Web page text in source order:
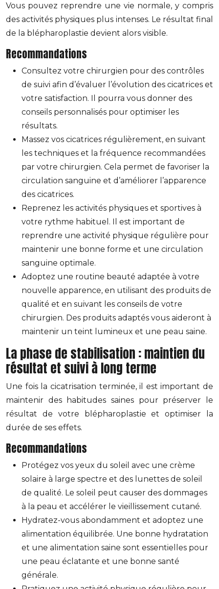
Vous pouvez reprendre une vie normale, y compris
des activités physiques plus intenses. Le résultat final
de la blépharoplastie devient alors visible.
Recommandations
Consultez votre chirurgien pour des contrôles
de suivi afin d’évaluer l’évolution des cicatrices et
votre satisfaction. Il pourra vous donner des
conseils personnalisés pour optimiser les
résultats.
Massez vos cicatrices régulièrement, en suivant
les techniques et la fréquence recommandées
par votre chirurgien. Cela permet de favoriser la
circulation sanguine et d’améliorer l’apparence
des cicatrices.
Reprenez les activités physiques et sportives à
votre rythme habituel. Il est important de
reprendre une activité physique régulière pour
maintenir une bonne forme et une circulation
sanguine optimale.
Adoptez une routine beauté adaptée à votre
nouvelle apparence, en utilisant des produits de
qualité et en suivant les conseils de votre
chirurgien. Des produits adaptés vous aideront à
maintenir un teint lumineux et une peau saine.
La phase de stabilisation : maintien du
résultat et suivi à long terme
Une fois la cicatrisation terminée, il est important de
maintenir des habitudes saines pour préserver le
résultat de votre blépharoplastie et optimiser la
durée de ses effets.
Recommandations
Protégez vos yeux du soleil avec une crème
solaire à large spectre et des lunettes de soleil
de qualité. Le soleil peut causer des dommages
à la peau et accélérer le vieillissement cutané.
Hydratez-vous abondamment et adoptez une
alimentation équilibrée. Une bonne hydratation
et une alimentation saine sont essentielles pour
une peau éclatante et une bonne santé
générale.